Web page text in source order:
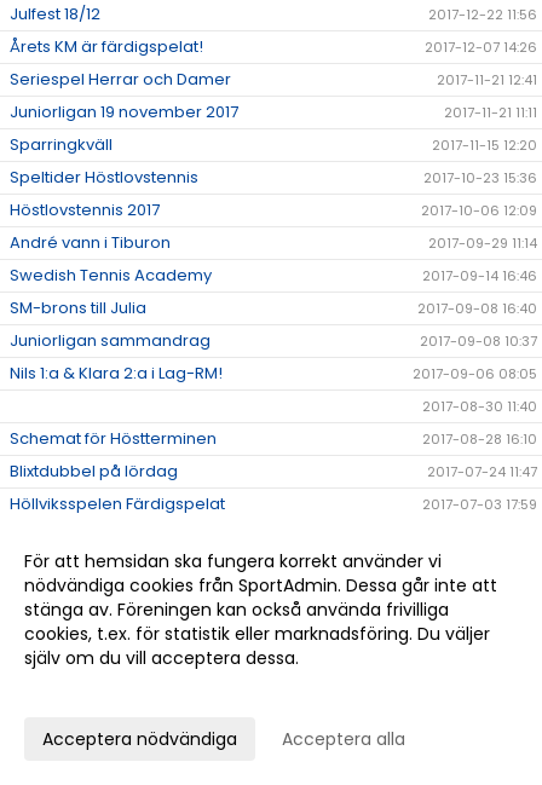
Julfest 18/12 2017-12-22 11:56
Årets KM är färdigspelat! 2017-12-07 14:26
Seriespel Herrar och Damer 2017-11-21 12:41
Juniorligan 19 november 2017 2017-11-21 11:11
Sparringkväll 2017-11-15 12:20
Speltider Höstlovstennis 2017-10-23 15:36
Höstlovstennis 2017 2017-10-06 12:09
André vann i Tiburon 2017-09-29 11:14
Swedish Tennis Academy 2017-09-14 16:46
SM-brons till Julia 2017-09-08 16:40
Juniorligan sammandrag 2017-09-08 10:37
Nils 1:a & Klara 2:a i Lag-RM!
2017-09-06 08:05
2017-08-30 11:40
Schemat för Höstterminen 2017-08-28 16:10
Blixtdubbel på lördag 2017-07-24 11:47
Höllviksspelen Färdigspelat 2017-07-03 17:59
Dubbel-Bubbel med tennis och mingel 2017-05-29 11:16
Tack Christian! 2017-05-18 12:35
Klubbkläder! 2017-05-15 12:55
Tränare inför HT -17 sökes
Höllvikens tennisklubb hade besök...
För att hemsidan ska fungera korrekt använder vi
nödvändiga cookies från SportAdmin. Dessa går inte att
stänga av. Föreningen kan också använda frivilliga
cookies, t.ex. för statistik eller marknadsföring. Du väljer
själv om du vill acceptera dessa.
Acceptera nödvändiga Acceptera alla